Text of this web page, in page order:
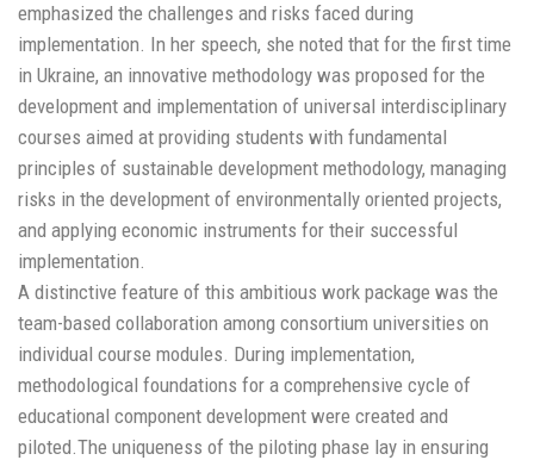
emphasized the challenges and risks faced during
implementation. In her speech, she noted that for the first time
in Ukraine, an innovative methodology was proposed for the
development and implementation of universal interdisciplinary
courses aimed at providing students with fundamental
principles of sustainable development methodology, managing
risks in the development of environmentally oriented projects,
and applying economic instruments for their successful
implementation.
A distinctive feature of this ambitious work package was the
team-based collaboration among consortium universities on
individual course modules. During implementation,
methodological foundations for a comprehensive cycle of
educational component development were created and
piloted.The uniqueness of the piloting phase lay in ensuring